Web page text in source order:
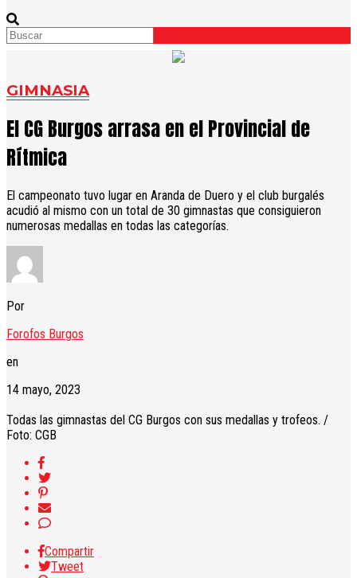
GIMNASIA
El CG Burgos arrasa en el Provincial de
Rítmica
El campeonato tuvo lugar en Aranda de Duero y el club burgalés
acudió al mismo con un total de 30 gimnastas que consiguieron
numerosas medallas en todas las categorías.
Por
Forofos Burgos
en
14 mayo, 2023
Todas las gimnastas del CG Burgos con sus medallas y trofeos. /
Foto: CGB
Compartir
Tweet